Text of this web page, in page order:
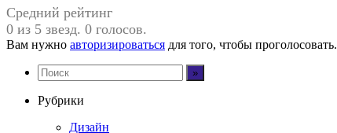
Средний рейтинг
0 из 5 звезд. 0 голосов.
Вам нужно авторизироваться для того, чтобы проголосовать.
Рубрики
Дизайн